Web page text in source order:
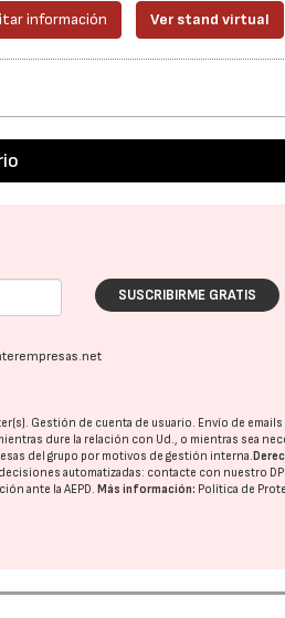
información Ver stand virtual
SUSCRIBIRME GRATIS
Gestión de cuenta de usuario. Envío de emails
dure la relación con Ud., o mientras sea
del grupo por motivos de gestión interna.
automatizadas: contacte con nuestro
ante laAEPD. Más información: Política de
2026